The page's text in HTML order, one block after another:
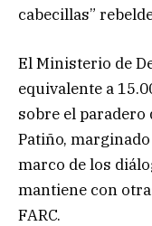
cabecillas”
El Ministerio de
equivalente a
sobre el paradero
Patiño,
marco de los
mantiene con
FARC.